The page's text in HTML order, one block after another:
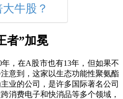
牛股？
者”加冕
，在A股市也有13年，但如果不
意到，这家以生态功能性聚氨酯
业的公司，是许多国际著名公司
消费电子和快消品等多个领域，